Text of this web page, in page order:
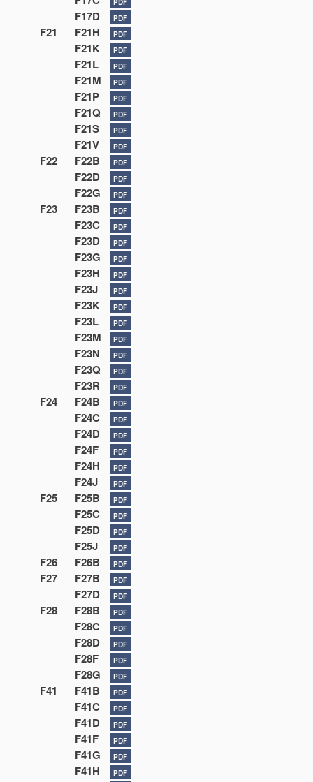
PDF
F17D PDF
F21 F21H PDF
F21K PDF
F21L PDF
F21M PDF
F21P PDF
F21Q PDF
F21S PDF
F21V PDF
F22 F22B PDF
F22D PDF
F22G PDF
F23 F23B PDF
F23C PDF
F23D PDF
F23G PDF
F23H PDF
F23J PDF
F23K PDF
F23L PDF
F23M PDF
F23N PDF
F23Q PDF
F23R PDF
F24 F24B PDF
F24C PDF
F24D PDF
F24F PDF
F24H PDF
F24J PDF
F25 F25B PDF
F25C PDF
F25D PDF
F25J PDF
F26 F26B PDF
F27 F27B PDF
F27D PDF
F28 F28B PDF
F28C PDF
F28D PDF
F28F PDF
F28G PDF
F41 F41B PDF
F41C PDF
F41D PDF
F41F PDF
F41G PDF
F41H PDF